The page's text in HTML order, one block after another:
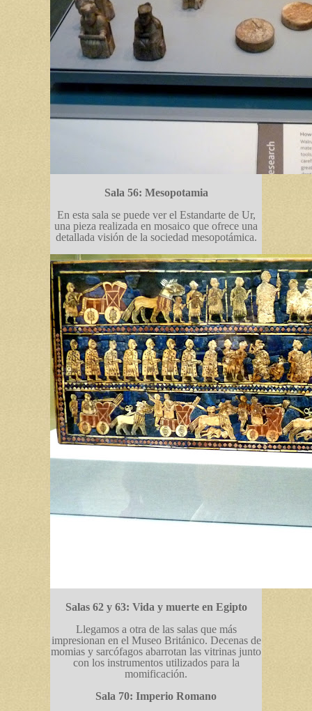
Sala 56: Mesopotamia
En esta sala se puede ver el Estandarte de Ur,
una pieza realizada en mosaico que ofrece una
detallada visión de la sociedad mesopotámica.
Salas 62 y 63: Vida y muerte en Egipto
Llegamos a otra de las salas que más
impresionan en el Museo Británico. Decenas de
momias y sarcófagos abarrotan las vitrinas junto
con los instrumentos utilizados para la
momificación.
Sala 70: Imperio Romano